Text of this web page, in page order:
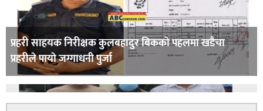
प्रहरी साहयक निरीक्षक कुलबहादुर बिककाे पहलमा खडैचा
प्रहरीले पायाे जग्गाधनी पुर्जा